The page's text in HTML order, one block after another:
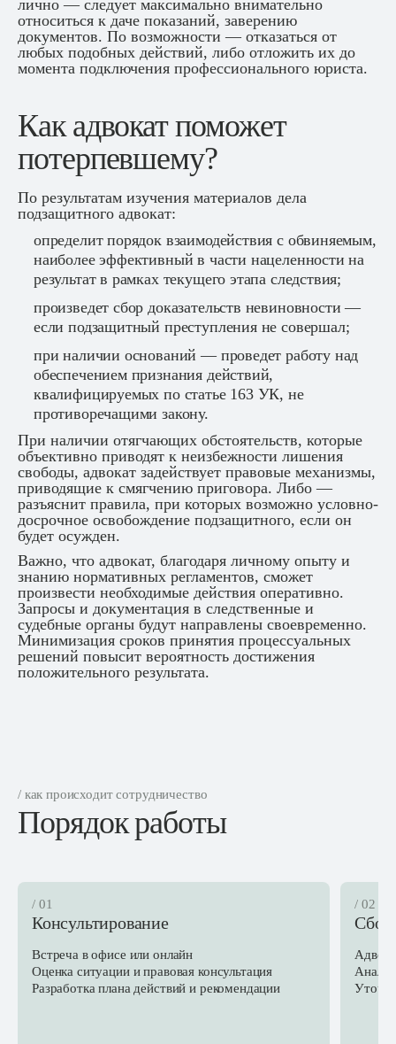
лично — следует максимально внимательно
относиться к даче показаний, заверению
документов. По возможности — отказаться от
любых подобных действий, либо отложить их до
момента подключения профессионального юриста.
Как адвокат поможет
потерпевшему?
По результатам изучения материалов дела
подзащитного адвокат:
определит порядок взаимодействия с обвиняемым,
наиболее эффективный в части нацеленности на
результат в рамках текущего этапа следствия;
произведет сбор доказательств невиновности —
если подзащитный преступления не совершал;
при наличии оснований — проведет работу над
обеспечением признания действий,
квалифицируемых по статье 163 УК, не
противоречащими закону.
При наличии отягчающих обстоятельств, которые
объективно приводят к неизбежности лишения
свободы, адвокат задействует правовые механизмы,
приводящие к смягчению приговора. Либо —
разъяснит правила, при которых возможно условно-
досрочное освобождение подзащитного, если он
будет осужден.
Важно, что адвокат, благодаря личному опыту и
знанию нормативных регламентов, сможет
произвести необходимые действия оперативно.
Запросы и документация в следственные и
судебные органы будут направлены своевременно.
Минимизация сроков принятия процессуальных
решений повысит вероятность достижения
положительного результата.
/ как происходит сотрудничество
Порядок работы
/ 01
Консультирование
Встреча в офисе или онлайн
Оценка ситуации и правовая консультация
Разработка плана действий и рекомендации
/ 02